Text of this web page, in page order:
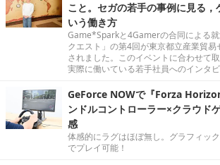
こと。セガの若手の事例に見る，
いう働き方
Game*Sparkと4Gamerの合同による
クエスト」の第4回が東京都立産業貿
されました。このイベントに合わせて
実際に働いている若手社員へのインタ
GeForce NOWで『Forza
ンドルコントローラー×クラウド
感
体感的にラグはほぼ無し。グラフィッ
でプレイ可能！